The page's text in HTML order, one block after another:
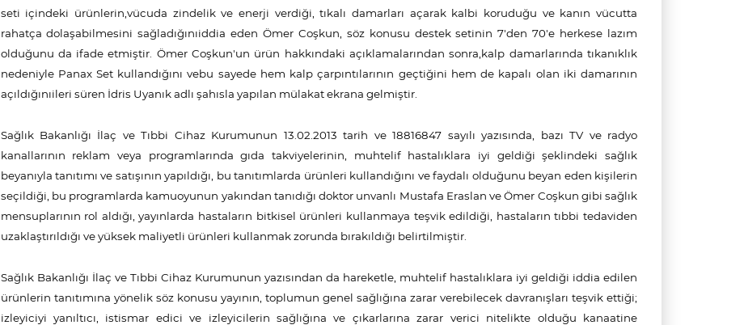
seti içindeki ürünlerin,vücuda zindelik ve enerji verdiği, tıkalı damarları açarak kalbi koruduğu ve kanın vücutta
rahatça dolaşabilmesini sağladığınıiddia eden Ömer Coşkun, söz konusu destek setinin 7'den 70'e herkese lazım
olduğunu da ifade etmiştir. Ömer Coşkun'un ürün hakkındaki açıklamalarından sonra,kalp damarlarında tıkanıklık
nedeniyle Panax Set kullandığını vebu sayede hem kalp çarpıntılarının geçtiğini hem de kapalı olan iki damarının
açıldığınıileri süren İdris Uyanık adlı şahısla yapılan mülakat ekrana gelmiştir.
Sağlık Bakanlığı İlaç ve Tıbbi Cihaz Kurumunun 13.02.2013 tarih ve 18816847 sayılı yazısında, bazı TV ve radyo
kanallarının reklam veya programlarında gıda takviyelerinin, muhtelif hastalıklara iyi geldiği şeklindeki sağlık
beyanıyla tanıtımı ve satışının yapıldığı, bu tanıtımlarda ürünleri kullandığını ve faydalı olduğunu beyan eden kişilerin
seçildiği, bu programlarda kamuoyunun yakından tanıdığı doktor unvanlı Mustafa Eraslan ve Ömer Coşkun gibi sağlık
mensuplarının rol aldığı, yayınlarda hastaların bitkisel ürünleri kullanmaya teşvik edildiği, hastaların tıbbi tedaviden
uzaklaştırıldığı ve yüksek maliyetli ürünleri kullanmak zorunda bırakıldığı belirtilmiştir.
Sağlık Bakanlığı İlaç ve Tıbbi Cihaz Kurumunun yazısından da hareketle, muhtelif hastalıklara iyi geldiği iddia edilen
ürünlerin tanıtımına yönelik söz konusu yayının, toplumun genel sağlığına zarar verebilecek davranışları teşvik ettiği;
izleyiciyi yanıltıcı, istismar edici ve izleyicilerin sağlığına ve çıkarlarına zarar verici nitelikte olduğu kanaatine